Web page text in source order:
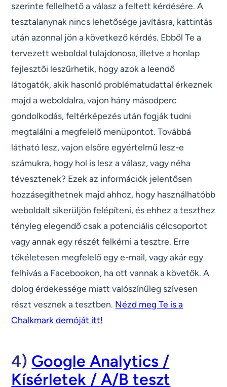
szerinte fellelhető a válasz a feltett kérdésére. A
tesztalanynak nincs lehetősége javításra, kattintás
után azonnal jön a következő kérdés. Ebből Te a
tervezett weboldal tulajdonosa, illetve a honlap
fejlesztői leszűrhetik, hogy azok a leendő
látogatók, akik hasonló problématudattal érkeznek
majd a weboldalra, vajon hány másodperc
gondolkodás, feltérképezés után fogják tudni
megtalálni a megfelelő menüpontot. Továbbá
látható lesz, vajon elsőre egyértelmű lesz-e
számukra, hogy hol is lesz a válasz, vagy néha
tévesztenek? Ezek az információk jelentősen
hozzásegíthetnek majd ahhoz, hogy használhatóbb
weboldalt sikerüljön felépíteni, és ehhez a teszthez
tényleg elegendő csak a potenciális célcsoportot
vagy annak egy részét felkérni a tesztre. Erre
tökéletesen megfelelő egy e-mail, vagy akár egy
felhívás a Facebookon, ha ott vannak a követők. A
dolog érdekessége miatt valószínűleg szívesen
részt vesznek a tesztben. Nézd meg Te is a
Chalkmark demóját itt!
4) Google Analytics /
Kísérletek / A/B teszt